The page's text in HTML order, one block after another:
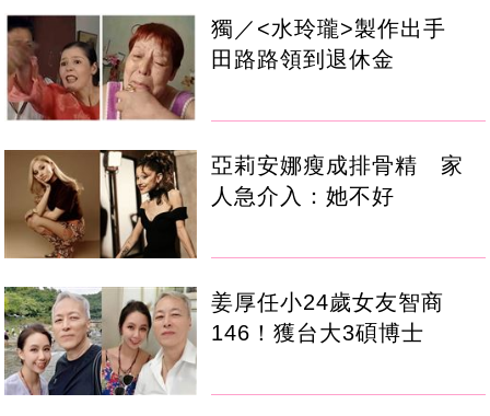
獨／<水玲瓏>製作出手
田路路領到退休金
亞莉安娜瘦成排骨精 家
人急介入：她不好
姜厚任小24歲女友智商
146！獲台大3碩博士